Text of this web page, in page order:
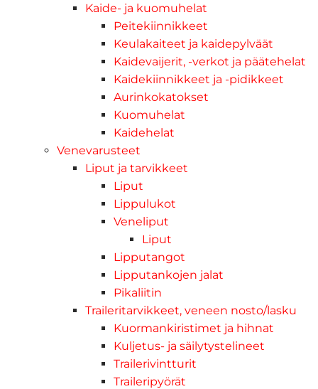
Kaide- ja kuomuhelat
Peitekiinnikkeet
Keulakaiteet ja kaidepylväät
Kaidevaijerit, -verkot ja päätehelat
Kaidekiinnikkeet ja -pidikkeet
Aurinkokatokset
Kuomuhelat
Kaidehelat
Venevarusteet
Liput ja tarvikkeet
Liput
Lippulukot
Veneliput
Liput
Lipputangot
Lipputankojen jalat
Pikaliitin
Traileritarvikkeet, veneen nosto/lasku
Kuormankiristimet ja hihnat
Kuljetus- ja säilytystelineet
Trailerivintturit
Traileripyörät